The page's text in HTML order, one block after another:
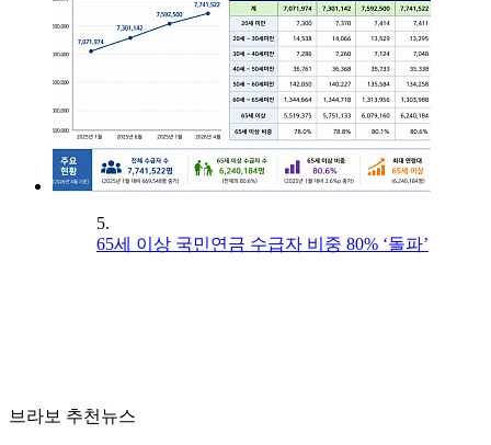
5.
65세 이상 국민연금 수급자 비중 80% ‘돌파’
브라보 추천뉴스